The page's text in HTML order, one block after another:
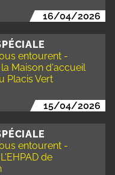
16/04/2026
entourent -
Maison d'accueil
Placis Vert
15/04/2026
entourent -
de